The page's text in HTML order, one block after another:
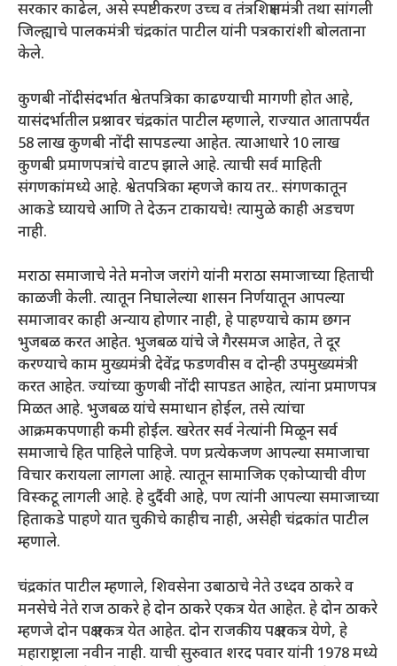
सरकार काढेल, असे स्पष्टीकरण उच्च व तंत्रशिक्षणमंत्री तथा सांगली
जिल्ह्याचे पालकमंत्री चंद्रकांत पाटील यांनी पत्रकारांशी बोलताना
केले.
कुणबी नोंदीसंदर्भात श्वेतपत्रिका काढण्याची मागणी होत आहे,
यासंदर्भातील प्रश्नावर चंद्रकांत पाटील म्हणाले, राज्यात आतापर्यंत
58 लाख कुणबी नोंदी सापडल्या आहेत. त्याआधारे 10 लाख
कुणबी प्रमाणपत्रांचे वाटप झाले आहे. त्याची सर्व माहिती
संगणकांमध्ये आहे. श्वेतपत्रिका म्हणजे काय तर.. संगणकातून
आकडे घ्यायचे आणि ते देऊन टाकायचे! त्यामुळे काही अडचण
नाही.
मराठा समाजाचे नेते मनोज जरांगे यांनी मराठा समाजाच्या हिताची
काळजी केली. त्यातून निघालेल्या शासन निर्णयातून आपल्या
समाजावर काही अन्याय होणार नाही, हे पाहण्याचे काम छगन
भुजबळ करत आहेत. भुजबळ यांचे जे गैरसमज आहेत, ते दूर
करण्याचे काम मुख्यमंत्री देवेंद्र फडणवीस व दोन्ही उपमुख्यमंत्री
करत आहेत. ज्यांच्या कुणबी नोंदी सापडत आहेत, त्यांना प्रमाणपत्र
मिळत आहे. भुजबळ यांचे समाधान होईल, तसे त्यांचा
आक्रमकपणाही कमी होईल. खरेतर सर्व नेत्यांनी मिळून सर्व
समाजाचे हित पाहिले पाहिजे. पण प्रत्येकजण आपल्या समाजाचा
विचार करायला लागला आहे. त्यातून सामाजिक एकोप्याची वीण
विस्कटू लागली आहे. हे दुर्दैवी आहे, पण त्यांनी आपल्या समाजाच्या
हिताकडे पाहणे यात चुकीचे काहीच नाही, असेही चंद्रकांत पाटील
म्हणाले.
चंद्रकांत पाटील म्हणाले, शिवसेना उबाठाचे नेते उध्दव ठाकरे व
मनसेचे नेते राज ठाकरे हे दोन ठाकरे एकत्र येत आहेत. हे दोन ठाकरे
म्हणजे दोन पक्ष एकत्र येत आहेत. दोन राजकीय पक्ष एकत्र येणे, हे
महाराष्ट्राला नवीन नाही. याची सुरुवात शरद पवार यांनी 1978 मध्ये